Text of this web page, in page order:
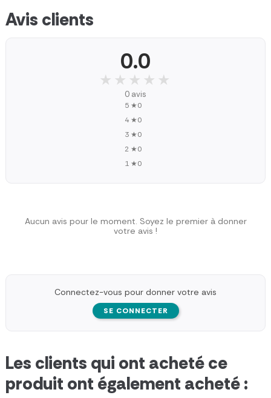
Avis clients
0.0
★★★★★
★★★★★
0 avis
5 ★0
4 ★0
3 ★0
2 ★0
1 ★0
Aucun avis pour le moment. Soyez le premier à donner
votre avis !
Connectez-vous pour donner votre avis
SE CONNECTER
Les clients qui ont acheté ce
produit ont également acheté :